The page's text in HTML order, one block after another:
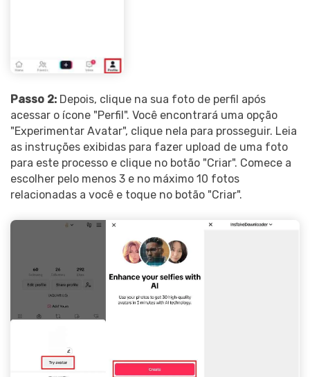
Passo 2: Depois, clique na sua foto de perfil após
acessar o ícone "Perfil". Você encontrará uma opção
"Experimentar Avatar", clique nela para prosseguir. Leia
as instruções exibidas para fazer upload de uma foto
para este processo e clique no botão "Criar". Comece a
escolher pelo menos 3 e no máximo 10 fotos
relacionadas a você e toque no botão "Criar".